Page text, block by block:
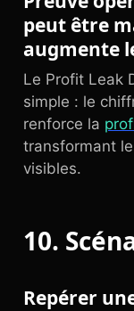
peut être
augmente
Le Profit Leak
simple : le
renforce la
transformant
visibles.
10.
Repérer